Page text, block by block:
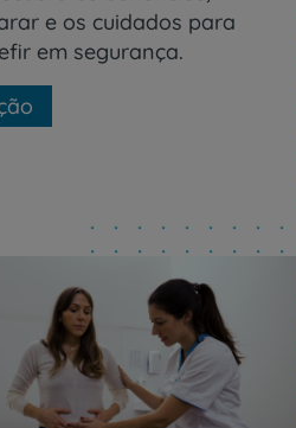
CUF
Center
e os cuidados para
em segurança.